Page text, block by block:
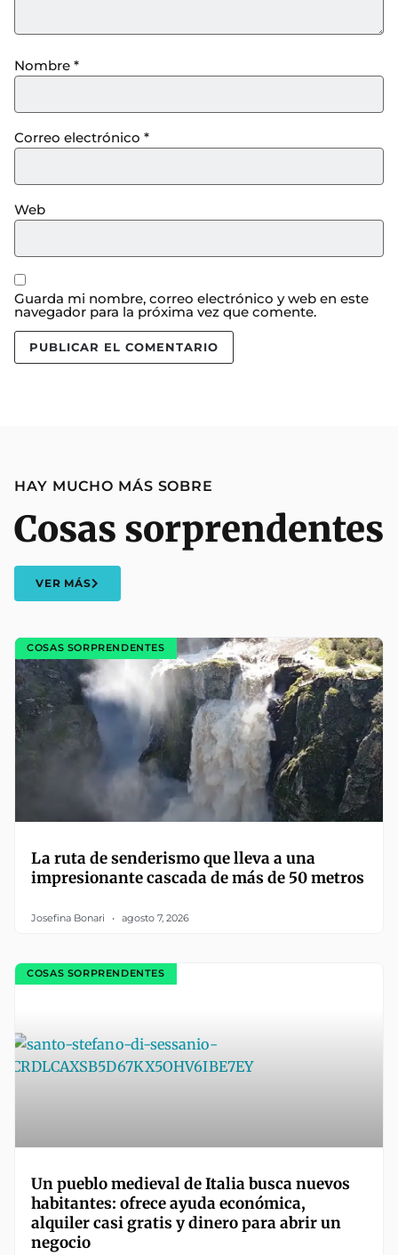
Nombre *
Correo electrónico *
Web
Guarda mi nombre, correo electrónico y web en este
navegador para la próxima vez que comente.
HAY MUCHO MÁS SOBRE
Cosas sorprendentes
VER MÁS
COSAS SORPRENDENTES
La ruta de senderismo que lleva a una
impresionante cascada de más de 50 metros
Josefina Bonari agosto 7, 2026
COSAS SORPRENDENTES
Un pueblo medieval de Italia busca nuevos
habitantes: ofrece ayuda económica,
alquiler casi gratis y dinero para abrir un
negocio